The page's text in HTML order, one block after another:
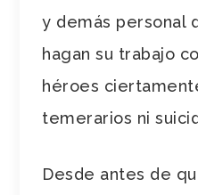
y demás personal
hagan su trabajo
héroes
temerarios ni
Desde antes de